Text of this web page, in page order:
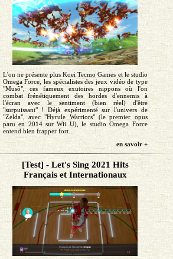
L'on ne présente plus Koei Tecmo Games et le studio
Omega Force, les spécialistes des jeux vidéo de type
"Musô", ces fameux exutoires nippons où l'on
combat frénétiquement des hordes d'ennemis à
l'écran avec le sentiment (bien réel) d'être
"surpuissant" ! Déjà expérimenté sur l'univers de
"Zelda", avec "Hyrule Warriors" (le premier opus
paru en 2014 sur Wii U), le studio Omega Force
entend bien frapper fort...
en savoir +
[Test] - Let's Sing 2021 Hits
Français et Internationaux